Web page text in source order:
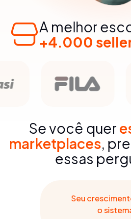
A melhor
+4.000
Se você quer
marketplaces,
essas
Seu
o